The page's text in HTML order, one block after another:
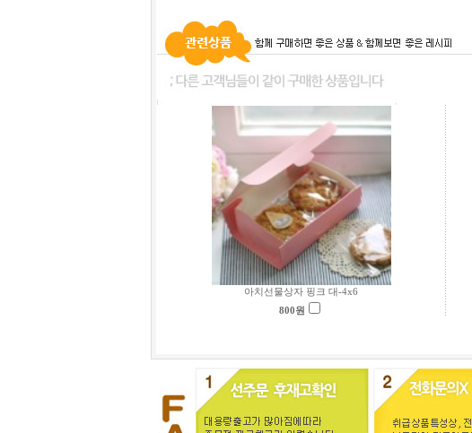
아치선물상자 핑크 대-4x6
800원